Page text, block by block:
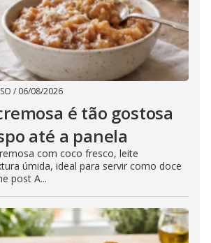
/ 06/08/2026
é tão gostosa
até a panela
com coco fresco, leite
úmida, ideal para servir como doce
post A...